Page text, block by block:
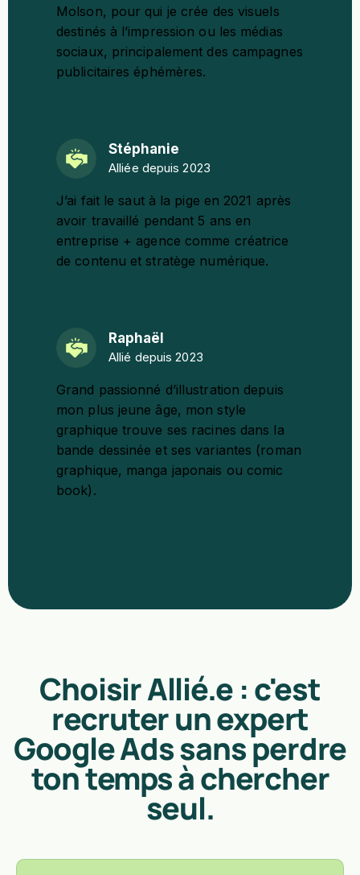
Molson, pour qui je crée des visuels
destinés à l’impression ou les médias
sociaux, principalement des campagnes
publicitaires éphémères.
Stéphanie
Alliée depuis 2023
J’ai fait le saut à la pige en 2021 après
avoir travaillé pendant 5 ans en
entreprise + agence comme créatrice
de contenu et stratège numérique.
Raphaël
Allié depuis 2023
Grand passionné d’illustration depuis
mon plus jeune âge, mon style
graphique trouve ses racines dans la
bande dessinée et ses variantes (roman
graphique, manga japonais ou comic
book).
Choisir Allié.e : c'est
recruter un expert
Google Ads sans perdre
ton temps à chercher
seul.